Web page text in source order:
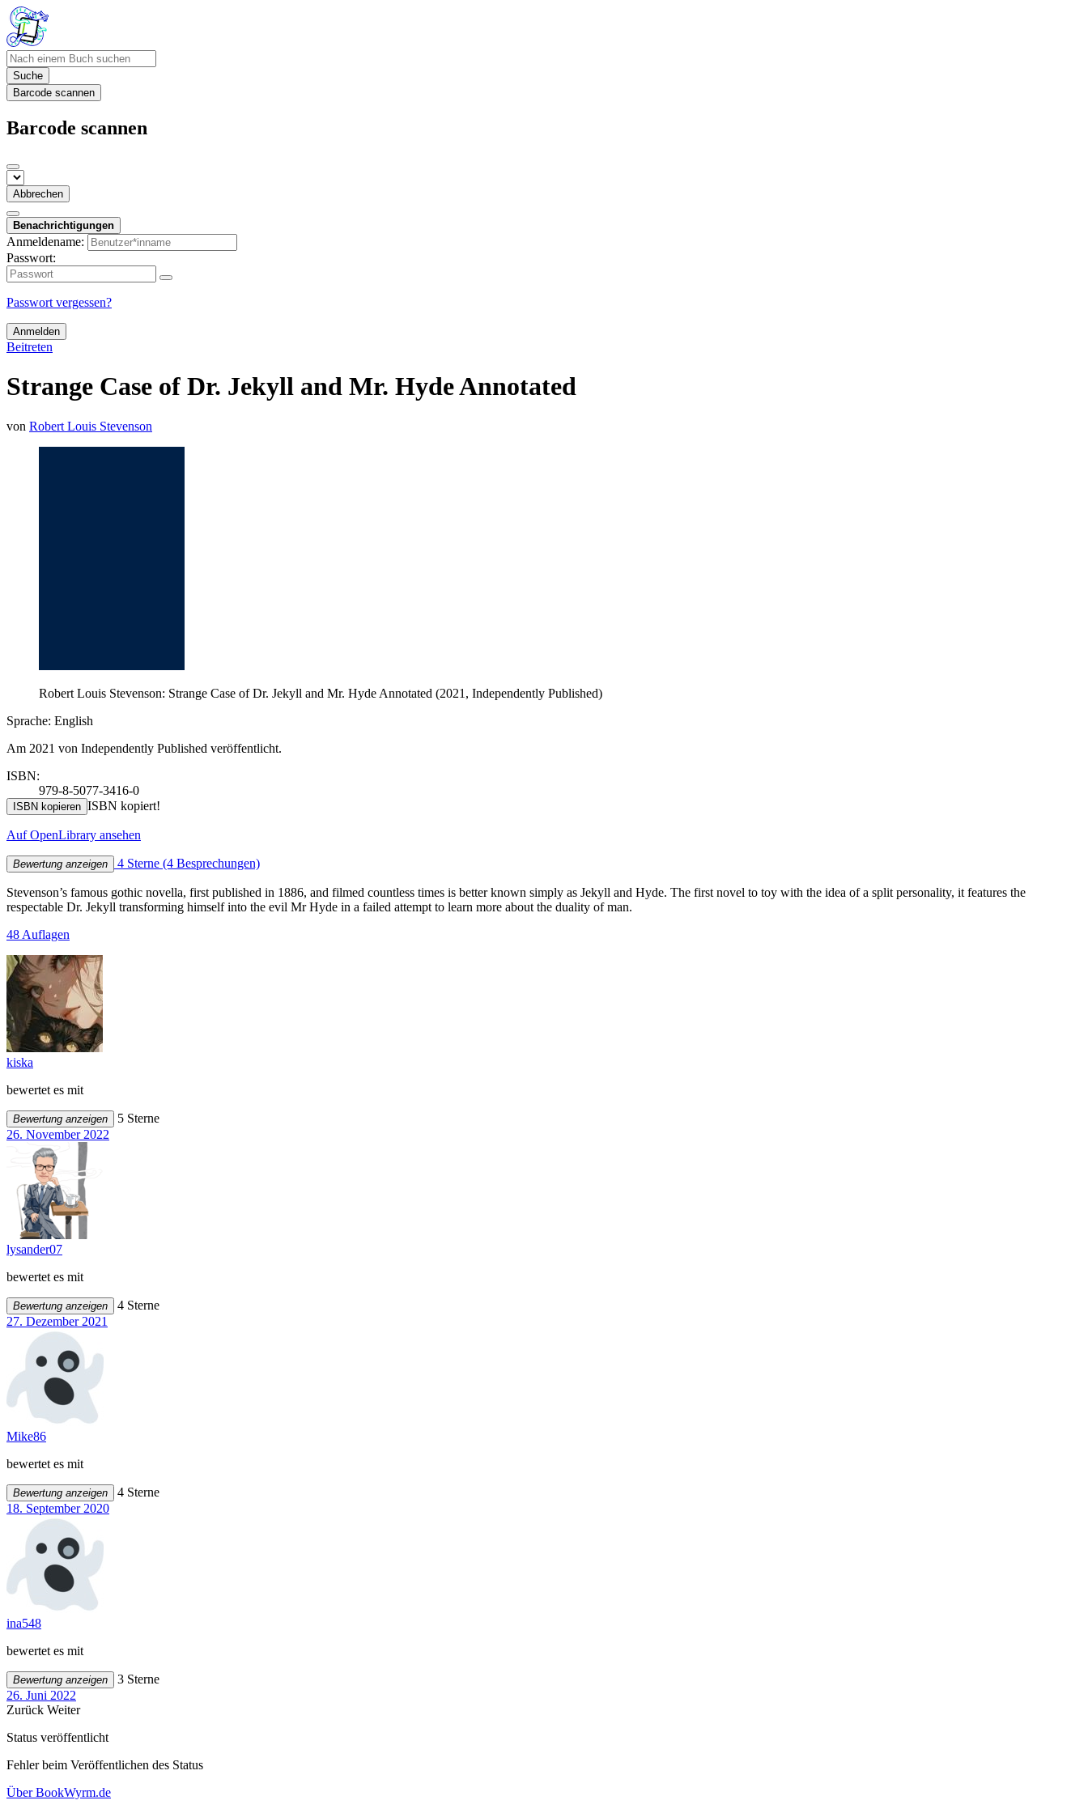
Suche
Barcode scannen
Barcode scannen
Abbrechen
Benachrichtigungen
Anmeldename:
Passwort:
Passwort vergessen?
Anmelden
Beitreten
Strange Case of Dr. Jekyll and Mr. Hyde Annotated
von Robert Louis Stevenson
Robert Louis Stevenson: Strange Case of Dr. Jekyll and Mr. Hyde Annotated (2021, Independently Published)
Sprache: English
Am 2021 von Independently Published veröffentlicht.
ISBN:
979-8-5077-3416-0
ISBN kopieren ISBN kopiert!
Auf OpenLibrary ansehen
Bewertung anzeigen 4 Sterne (4 Besprechungen)
Stevenson’s famous gothic novella, first published in 1886, and filmed countless times is better known simply as Jekyll and Hyde. The first novel to toy with the idea of a split personality, it features the
respectable Dr. Jekyll transforming himself into the evil Mr Hyde in a failed attempt to learn more about the duality of man.
48 Auflagen
kiska
bewertet es mit
Bewertung anzeigen
5 Sterne
26. November 2022
lysander07
bewertet es mit
Bewertung anzeigen
4 Sterne
27. Dezember 2021
Mike86
bewertet es mit
Bewertung anzeigen
4 Sterne
18. September 2020
ina548
bewertet es mit
Bewertung anzeigen
3 Sterne
26. Juni 2022
Zurück Weiter
Status veröffentlicht
Fehler beim Veröffentlichen des Status
Über BookWyrm.de